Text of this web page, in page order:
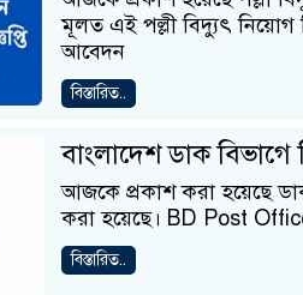
মূলত এই পল্লী বিদ্যুৎ নিয়োগ
আবেদন
বিস্তারিত..
বাংলাদেশ ডাক
আজকে প্রকাশ করা হয়েছে
করা হয়েছে। BD Post
বিস্তারিত..